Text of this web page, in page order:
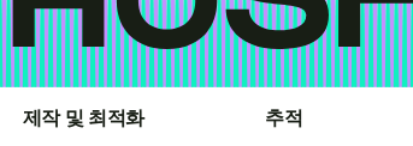
제작 및 최적화 추적